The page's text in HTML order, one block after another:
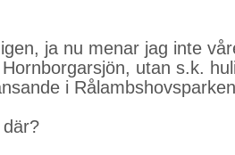
ja nu menar jag inte
utan s.k.
i